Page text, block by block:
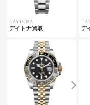
DAYTONA
デイトナ買取 デ